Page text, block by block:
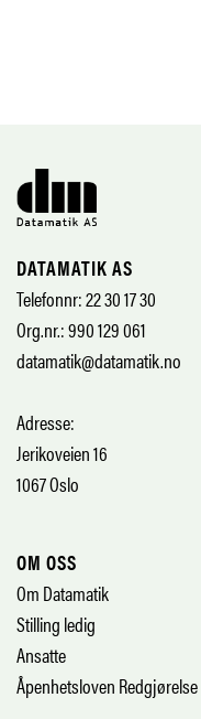
DATAMATIK AS
Telefonnr: 22 30 17 30
Org.nr.: 990 129 061
datamatik@datamatik.no
Adresse:
Jerikoveien 16
1067 Oslo
OM OSS
Om Datamatik
Stilling ledig
Ansatte
Åpenhetsloven Redgjørelse